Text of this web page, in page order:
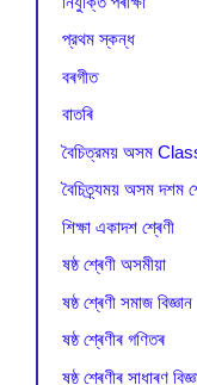
প্রথম স্কন্ধ
বৰগীত
বাতৰি
বৈচিত্রময় অসম
বৈচিত্র্যময় অসম দশম
শিক্ষা একাদশ শ্ৰেণী
ষষ্ঠ শ্ৰেণী অসমীয়া
ষষ্ঠ শ্ৰেণী সমাজ বিজ্ঞান
ষষ্ঠ শ্ৰেণীৰ গণিতৰ
ষষ্ঠ শ্ৰেণীৰ সাধাৰণ